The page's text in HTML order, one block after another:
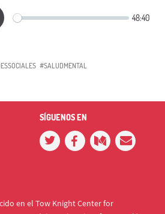
#SALUDMENTAL
SÍGUENOS EN
en el Tow Knight Center for